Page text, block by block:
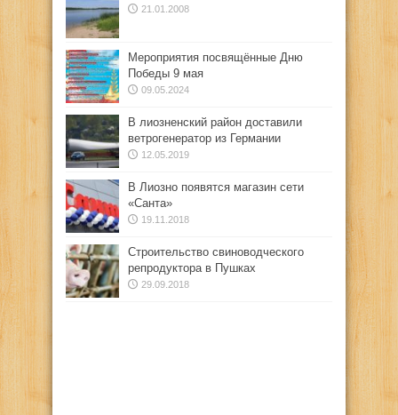
21.01.2008
Мероприятия посвящённые Дню
Победы 9 мая
09.05.2024
В лиозненский район доставили
ветрогенератор из Германии
12.05.2019
В Лиозно появятся магазин сети
«Санта»
19.11.2018
Строительство свиноводческого
репродуктора в Пушках
29.09.2018